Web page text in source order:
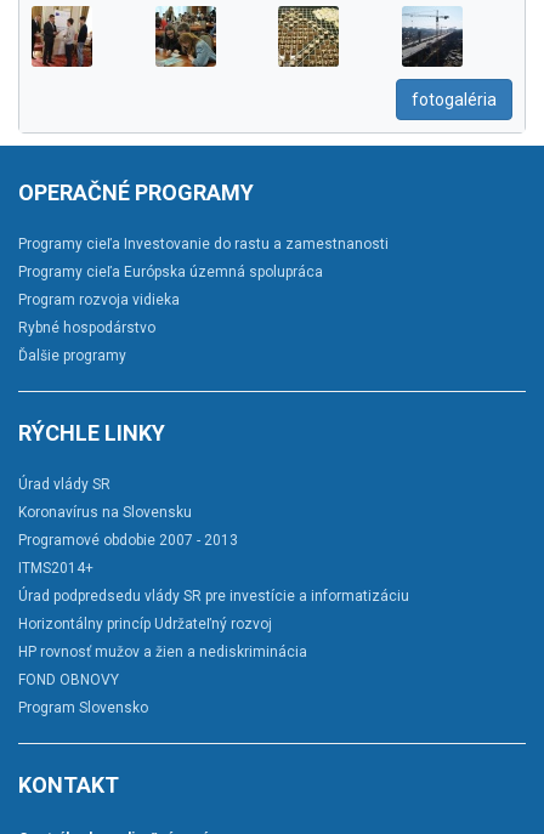
fotogaléria
OPERAČNÉ PROGRAMY
Programy cieľa Investovanie do rastu a zamestnanosti
Programy cieľa Európska územná spolupráca
Program rozvoja vidieka
Rybné hospodárstvo
Ďalšie programy
RÝCHLE LINKY
Úrad vlády SR
Koronavírus na Slovensku
Programové obdobie 2007 - 2013
ITMS2014+
Úrad podpredsedu vlády SR pre investície a informatizáciu
Horizontálny princíp Udržateľný rozvoj
HP rovnosť mužov a žien a nediskriminácia
FOND OBNOVY
Program Slovensko
KONTAKT